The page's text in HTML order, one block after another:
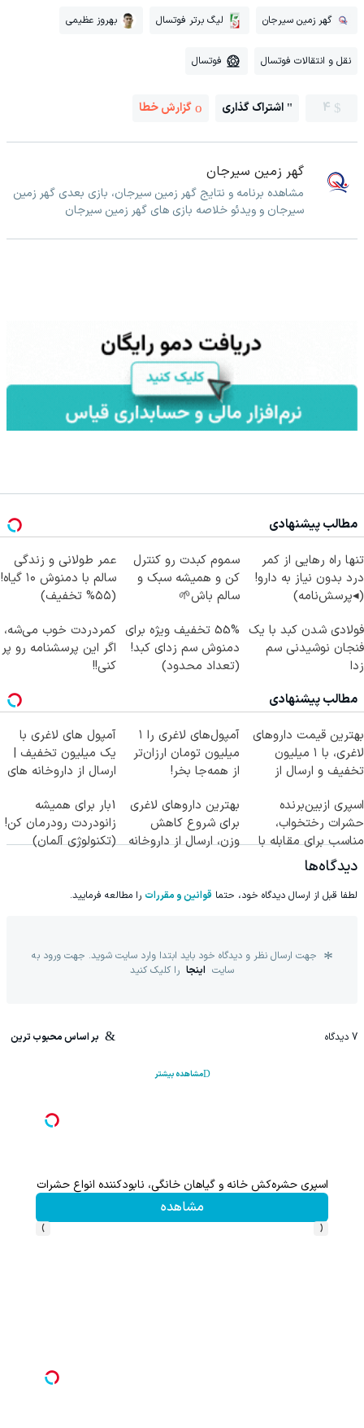
گهر زمین سیرجان لیگ برتر فوتسال بهروز عظیمی
نقل و انتقالات فوتسال فوتسال
4 اشتراک گذاری گزارش خطا
گهر زمین سیرجان
مشاهده برنامه و نتایج گهر زمین سیرجان، بازی بعدی گهر زمین
سیرجان و ویدئو خلاصه بازی های گهر زمین سیرجان
مطالب پیشنهادی
تنها راه رهایی از کمر
درد بدون نیاز به دارو!
(◂پرسش‌نامه)
سموم کبدت رو کنترل
کن و همیشه سبک و
سالم باش🌱
عمر طولانی و زندگی
سالم با دمنوش ۱۰ گیاه!
(۵۵% تخفیف)
فولادی شدن کبد با یک
فنجان نوشیدنی سم
زدا
55% تخفیف ویژه برای
دمنوش سم زدای کبد!
(تعداد محدود)
کمردردت خوب می‌شه،
اگر این پرسشنامه رو پر
کنی!!
مطالب پیشنهادی
بهترین قیمت داروهای
لاغری، با ۱ میلیون
تخفیف و ارسال از
آمپول‌های لاغری را ۱
میلیون تومان ارزان‌تر
از همه‌جا بخر!
آمپول های لاغری با
یک میلیون تخفیف |
ارسال از داروخانه های
اسپری ازبین‌برنده
حشرات رختخواب،
مناسب برای مقابله با
انواع ساس
بهترین داروهای لاغری
برای شروع کاهش
وزن، ارسال از داروخانه
1بار برای همیشه
زانودردت رودرمان کن!
(تکنولوژی آلمان)
دیدگاه‌ها
لطفا قبل از ارسال دیدگاه خود، حتما قوانین و مقررات را مطالعه فرمایید.
جهت ارسال نظر و دیدگاه خود باید ابتدا وارد سایت شوید. جهت ورود به
سایت اینجا را کلیک کنید
7 دیدگاه بر اساس محبوب ترین
مشاهده بیشتر
اسپری حشره‌کش خانه و گیاهان خانگی، نابودکننده انواع حشرات خانگی
مشاهده
‹
›